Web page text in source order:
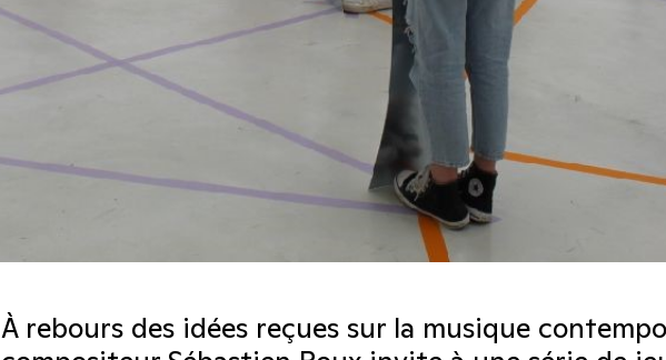
À rebours des idées reçues sur la musique